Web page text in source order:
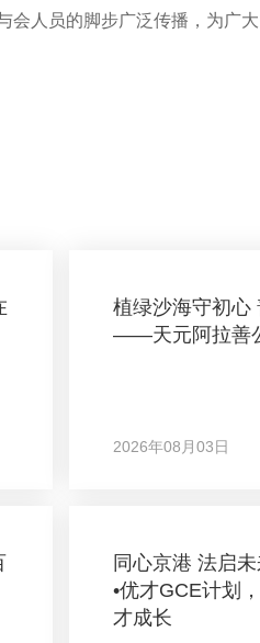
会人员的脚步广泛传播，为广
植绿沙海守初心
——天元阿拉善
2026年08月03日
同心京港 法启
•优才GCE计划
才成长